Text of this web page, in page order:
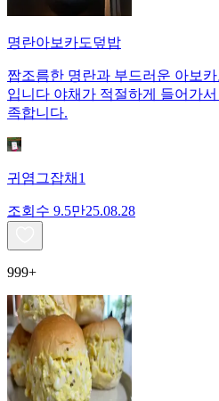
명란아보카도덮밥
짭조름한 명란과 부드러운 아보
입니다 야채가 적절하게 들어가
족합니다.
귀염그잡채1
조회수 9.5만25.08.28
999+